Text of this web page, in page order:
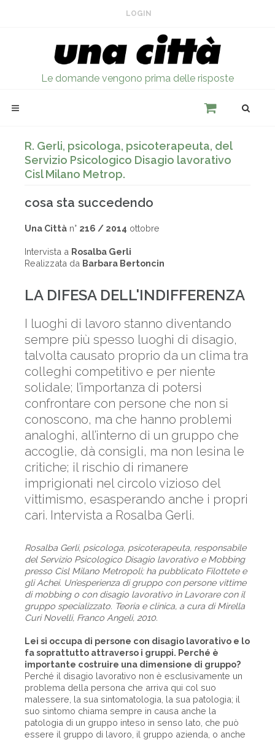
LOGIN
Le domande vengono prima delle risposte
R. Gerli, psicologa, psicoterapeuta, del
Servizio Psicologico Disagio lavorativo
Cisl Milano Metrop.
cosa sta succedendo
Una Città n° 216 / 2014 ottobre
Intervista a Rosalba Gerli
Realizzata da Barbara Bertoncin
LA DIFESA DELL'INDIFFERENZA
I luoghi di lavoro stanno diventando
sempre più spesso luoghi di disagio,
talvolta causato proprio da un clima tra
colleghi competitivo e per niente
solidale; l’importanza di potersi
confrontare con persone che non si
conoscono, ma che hanno problemi
analoghi, all’interno di un gruppo che
accoglie, dà consigli, ma non lesina le
critiche; il rischio di rimanere
imprigionati nel circolo vizioso del
vittimismo, esasperando anche i propri
cari. Intervista a Rosalba Gerli.
Rosalba Gerli, psicologa, psicoterapeuta, responsabile
del Servizio Psicologico Disagio lavorativo e Mobbing
presso Cisl Milano Metropoli; ha pubblicato Filottete e
gli Achei. Un’esperienza di gruppo con persone vittime
di mobbing o con disagio lavorativo in Lavorare con il
gruppo specializzato. Teoria e clinica, a cura di Mirella
Curi Novelli, Franco Angeli, 2010.
Lei si occupa di persone con disagio lavorativo e lo
fa soprattutto attraverso i gruppi. Perché è
importante costruire una dimensione di gruppo?
Perché il disagio lavorativo non è esclusivamente un
problema della persona che arriva qui col suo
malessere, la sua sintomatologia, la sua patologia; il
suo sintomo chiama sempre in causa anche la
patologia di un gruppo inteso in senso lato, che può
essere il gruppo di lavoro, il gruppo azienda, o anche